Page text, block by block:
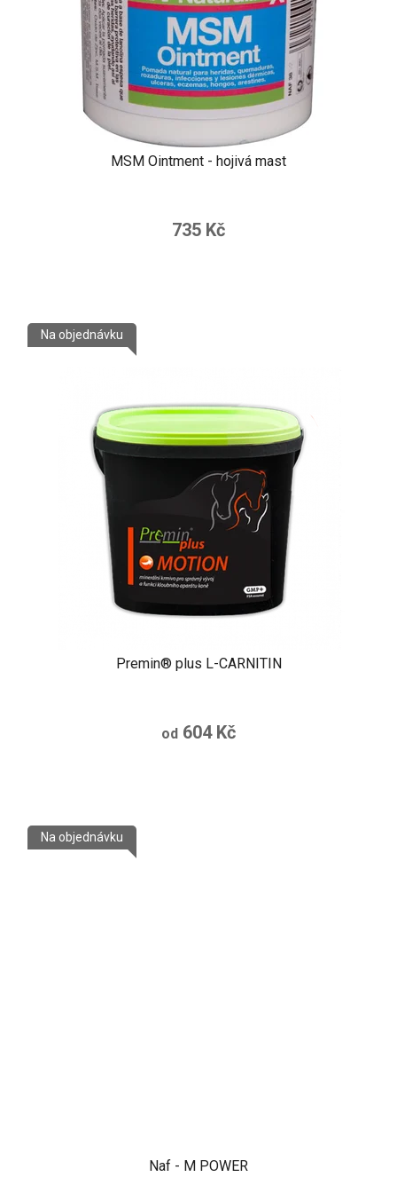
MSM Ointment - hojivá mast
735 Kč
Premin® plus L-CARNITIN
Na objednávku
od 604 Kč
Naf - M POWER
Na objednávku